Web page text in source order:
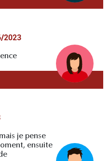
2023
je pense
ensuite